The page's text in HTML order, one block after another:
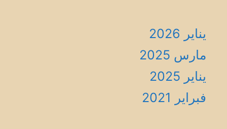
يناير 2026
مارس 2025
يناير 2025
فبراير 2021